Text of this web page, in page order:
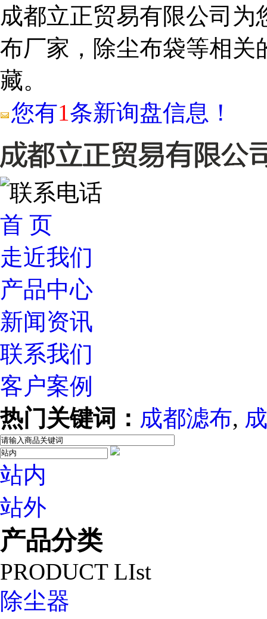
成都立正贸易有限公司为
布厂家，除尘布袋等相关
藏。
您有1条新询盘信息！
首 页
走近我们
产品中心
新闻资讯
联系我们
客户案例
热门关键词： 成都滤布,
站内
站外
产品分类
PRODUCT LIst
除尘器